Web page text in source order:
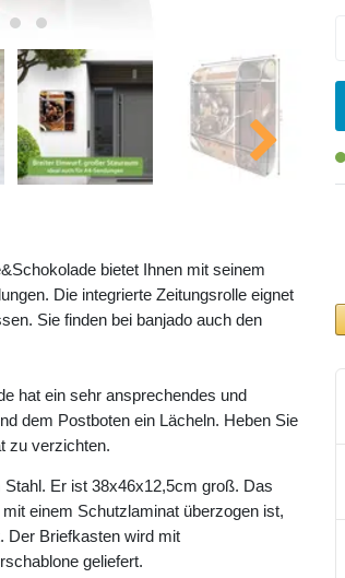
bietet Ihnen mit seinem
Die integrierte Zeitungsrolle eignet
Sie finden bei banjado auch den
hat ein sehr ansprechendes und
dem Postboten ein Lächeln. Heben Sie
zu verzichten.
Er ist 38x46x12,5cm groß. Das
einem Schutzlaminat überzogen ist,
Der Briefkasten wird mit
geliefert.